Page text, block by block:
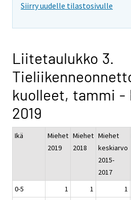
Siirry uudelle tilastosivulle
Liitetaulukko 3.
kuolleet, tammi -
2019
Ikä
Miehet
2019
Miehet
2018
Miehet
keskiarvo
2015-
2017
0-5
1 1 1